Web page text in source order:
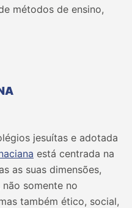
métodos de ensino,
jesuítas e adotada
está centrada na
as suas dimensões,
somente no
também ético, social,